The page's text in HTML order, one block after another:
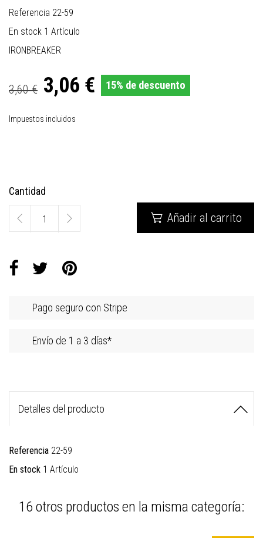
Referencia 22-59
En stock 1 Artículo
IRONBREAKER
3,60 € 3,06 € 15% de descuento
Impuestos incluidos
Cantidad
 Añadir al carrito
Pago seguro con Stripe
Envío de 1 a 3 días*
Detalles del producto
Referencia 22-59
En stock 1 Artículo
16 otros productos en la misma categoría: